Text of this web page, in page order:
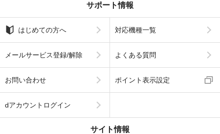
サポート情報
はじめての方へ 対応機種一覧
メールサービス登録/解除 よくある質問
お問い合わせ ポイント表示設定
dアカウントログイン
サイト情報